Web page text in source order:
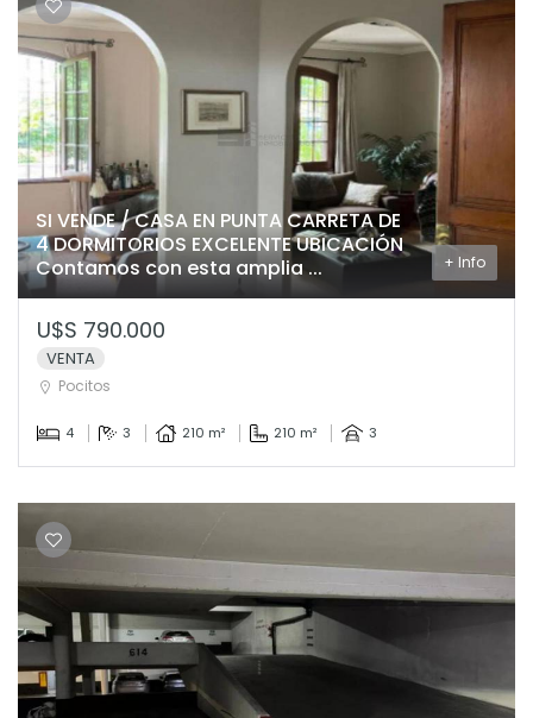
SI VENDE / CASA EN PUNTA CARRETA DE
4 DORMITORIOS EXCELENTE UBICACIÓN
Contamos con esta amplia ...
+ Info
U$S 790.000
VENTA
Pocitos
4 3 210 m² 210 m² 3